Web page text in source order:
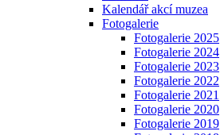
Kalendář akcí muzea
Fotogalerie
Fotogalerie 2025
Fotogalerie 2024
Fotogalerie 2023
Fotogalerie 2022
Fotogalerie 2021
Fotogalerie 2020
Fotogalerie 2019